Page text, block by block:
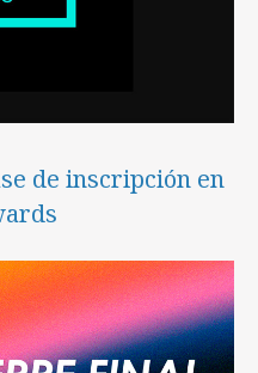
de inscripción en